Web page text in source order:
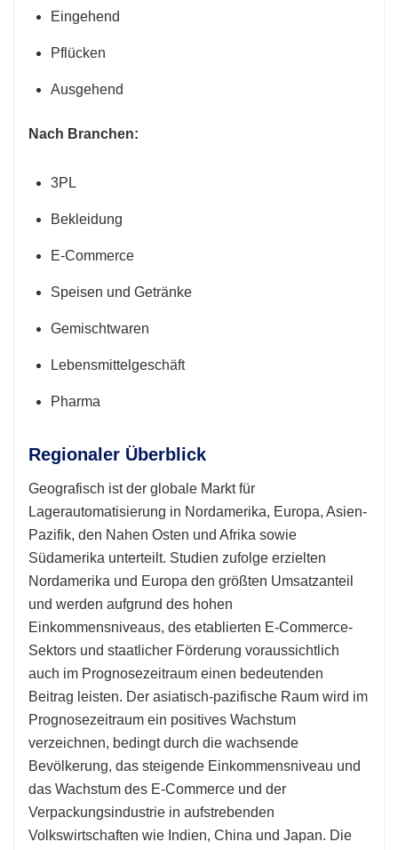
Eingehend
Pflücken
Ausgehend
Nach Branchen:
3PL
Bekleidung
E-Commerce
Speisen und Getränke
Gemischtwaren
Lebensmittelgeschäft
Pharma
Regionaler Überblick
Geografisch ist der globale Markt für
Lagerautomatisierung in Nordamerika, Europa, Asien-
Pazifik, den Nahen Osten und Afrika sowie
Südamerika unterteilt. Studien zufolge erzielten
Nordamerika und Europa den größten Umsatzanteil
und werden aufgrund des hohen
Einkommensniveaus, des etablierten E-Commerce-
Sektors und staatlicher Förderung voraussichtlich
auch im Prognosezeitraum einen bedeutenden
Beitrag leisten. Der asiatisch-pazifische Raum wird im
Prognosezeitraum ein positives Wachstum
verzeichnen, bedingt durch die wachsende
Bevölkerung, das steigende Einkommensniveau und
das Wachstum des E-Commerce und der
Verpackungsindustrie in aufstrebenden
Volkswirtschaften wie Indien, China und Japan. Die